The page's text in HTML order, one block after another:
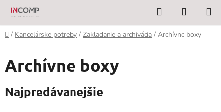
Prejsť
obsah
Hľadať
KOŠÍK
Domov
/ Kancelárske potreby / Zakladanie a archivácia / Archívne boxy
Archívne boxy
Najpredávanejšie